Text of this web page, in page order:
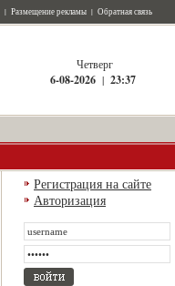
| Размещение рекламы | Обратная связь
Четверг
6-08-2026 | 23:37
Регистрация на сайте
Авторизация